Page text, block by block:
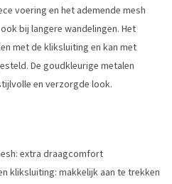
voering en het ademende mesh
bij langere wandelingen. Het
met de kliksluiting en kan met
De goudkleurige metalen
en verzorgde look.
extra draagcomfort
kliksluiting: makkelijk aan te trekken